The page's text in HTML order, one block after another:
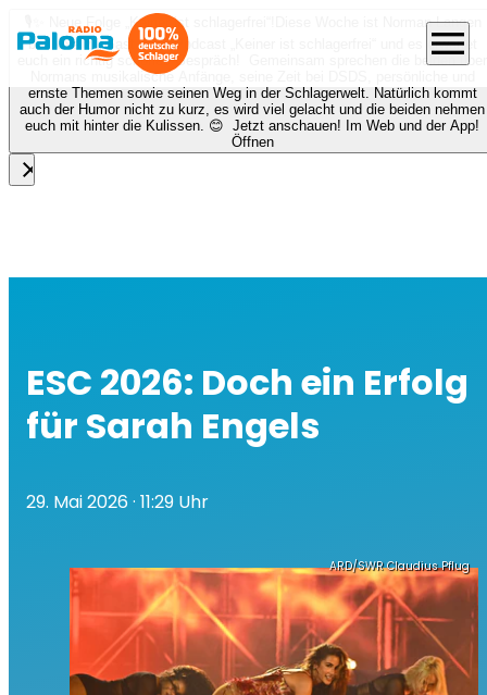
🎙️✨ Neue Folge „Keiner ist schlagerfrei“!
Diese Woche ist Norman Langen
bei Nora zu Gast beim Podcast „Keiner ist schlagerfrei“ und es erwartet
euch ein richtig schönes Gespräch! Gemeinsam sprechen die beiden über
Normans musikalische Anfänge, seine Zeit bei DSDS, persönliche und
ernste Themen sowie seinen Weg in der Schlagerwelt. Natürlich kommt
auch der Humor nicht zu kurz, es wird viel gelacht und die beiden nehmen
euch mit hinter die Kulissen. 😊 Jetzt anschauen! Im Web und der App!
Öffnen
close
menu
ESC 2026: Doch ein Erfolg
für Sarah Engels
29. Mai 2026· 11:29 Uhr
ARD/SWR Claudius Pflug